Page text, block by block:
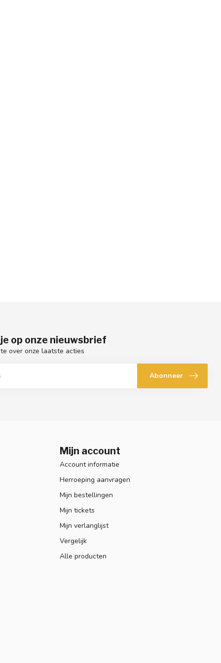
op onze nieuwsbrief
over onze laatste acties
Abonneer
Mijn account
Account informatie
Herroeping aanvragen
Mijn bestellingen
Mijn tickets
Mijn verlanglijst
Vergelijk
Alle producten